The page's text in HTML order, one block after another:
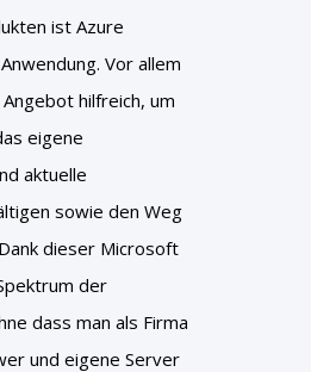
ist Azure
Vor allem
hilfreich, um
eigene
aktuelle
sowie den Weg
dieser Microsoft
der
dass man als Firma
und eigene Server